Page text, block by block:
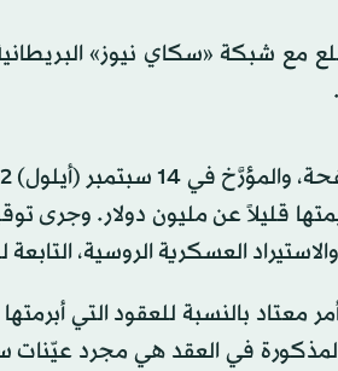
شبكة «سكاي نيوز»
قليلاً عن مليون دولار. وجرى
العسكرية الروسية،
معتاد بالنسبة للعقود التي
في العقد هي مجرد